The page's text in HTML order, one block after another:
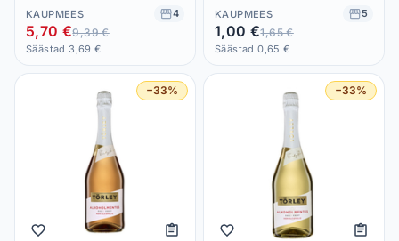
KAUPMEES 4
5,70 €9,39 €
Säästad 3,69 €
KAUPMEES 5
1,00 €1,65 €
Säästad 0,65 €
−33% −33%